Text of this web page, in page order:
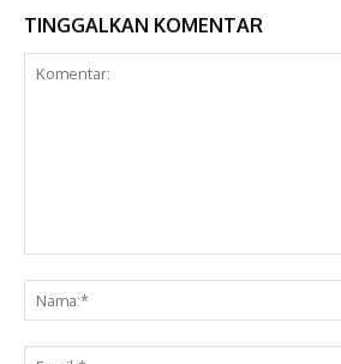
TINGGALKAN KOMENTAR